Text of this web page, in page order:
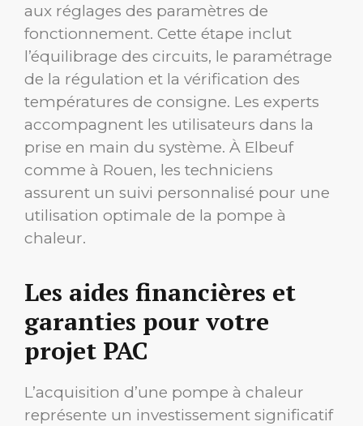
aux réglages des paramètres de
fonctionnement. Cette étape inclut
l’équilibrage des circuits, le paramétrage
de la régulation et la vérification des
températures de consigne. Les experts
accompagnent les utilisateurs dans la
prise en main du système. À Elbeuf
comme à Rouen, les techniciens
assurent un suivi personnalisé pour une
utilisation optimale de la pompe à
chaleur.
Les aides financières et
garanties pour votre
projet PAC
L’acquisition d’une pompe à chaleur
représente un investissement significatif